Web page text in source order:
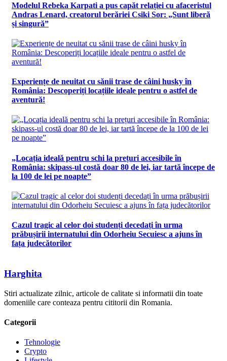
Modelul Rebeka Karpati a pus capăt relației cu afaceristul
Andras Lenard, creatorul berăriei Csiki Sor: „Sunt liberă
și singură”
Experiențe de neuitat cu sănii trase de câini husky în
România: Descoperiți locațiile ideale pentru o astfel de
aventură!
„Locația ideală pentru schi la prețuri accesibile în
România: skipass-ul costă doar 80 de lei, iar tartă începe de
la 100 de lei pe noapte”
Cazul tragic al celor doi studenți decedați în urma
prăbușirii internatului din Odorheiu Secuiesc a ajuns în
fața judecătorilor
Harghita
Stiri actualizate zilnic, articole de calitate si informatii din toate
domeniile care conteaza pentru cititorii din Romania.
Categorii
Tehnologie
Crypto